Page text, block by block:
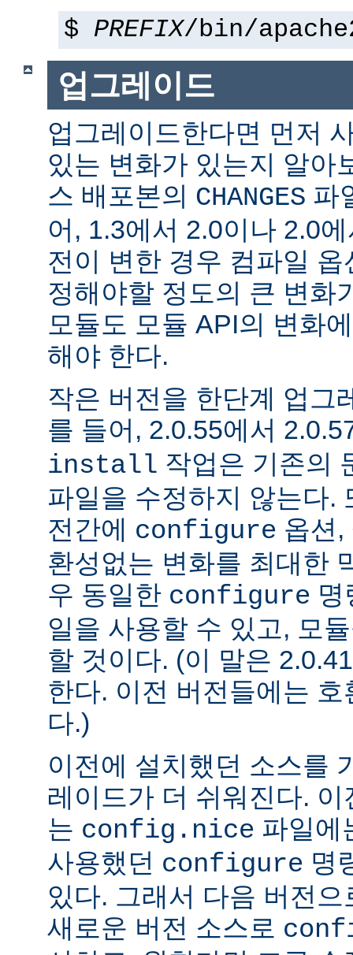
$ PREFIX/bin/
업그레이드
업그레이드한다면 먼저
있는 변화가 있는지 알아
스 배포본의 CHANGES 파
어, 1.3에서 2.0이나 2.0
전이 변한 경우 컴파일
정해야할 정도의 큰 변화
모듈도 모듈 API의 변화
해야 한다.
작은 버전을 한단계 업그
를 들어, 2.0.55에서
install 작업은 기존의
파일을 수정하지 않는다.
전간에 configure 옵션,
환성없는 변화를 최대한
우 동일한 configure 명
일을 사용할 수 있고, 모
할 것이다. (이 말은
한다. 이전 버전들에는
다.)
이전에 설치했던 소스를
레이드가 더 쉬워진다.
는 config.nice 파일에
사용했던 configure 명
있다. 그래서 다음 버전
새로운 버전 소스로